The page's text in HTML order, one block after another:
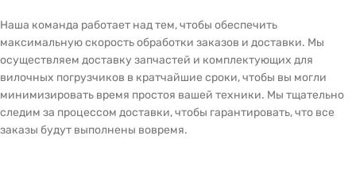
Наша команда работает над тем, чтобы обеспечить
максимальную скорость обработки заказов и доставки. Мы
осуществляем доставку запчастей и комплектующих для
вилочных погрузчиков в кратчайшие сроки, чтобы вы могли
минимизировать время простоя вашей техники. Мы тщательно
следим за процессом доставки, чтобы гарантировать, что все
заказы будут выполнены вовремя.